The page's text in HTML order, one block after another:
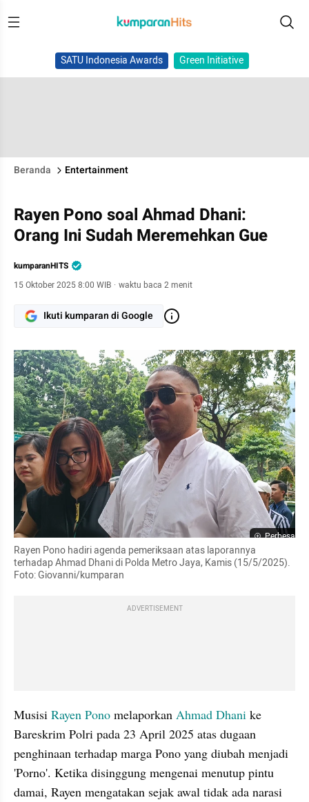
SATU Indonesia Awards Green Initiative
Beranda Entertainment
Rayen Pono soal Ahmad Dhani:
Orang Ini Sudah Meremehkan Gue
kumparanHITS
15 Oktober 2025 8:00 WIB · waktu baca 2 menit
Ikuti kumparan di Google
Perbesar
Rayen Pono hadiri agenda pemeriksaan atas laporannya
terhadap Ahmad Dhani di Polda Metro Jaya, Kamis (15/5/2025).
Foto: Giovanni/kumparan
ADVERTISEMENT
Musisi Rayen Pono melaporkan Ahmad Dhani ke
Bareskrim Polri pada 23 April 2025 atas dugaan
penghinaan terhadap marga Pono yang diubah menjadi
'Porno'. Ketika disinggung mengenai menutup pintu
damai, Rayen mengatakan sejak awal tidak ada narasi